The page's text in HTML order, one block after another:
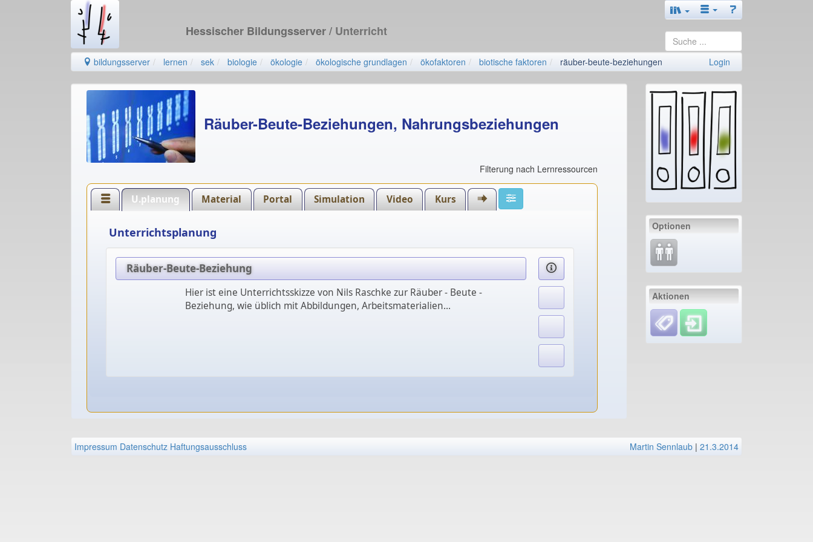
Hessischer Bildungsserver/ Unterricht
bildungsserver lernen sek biologie ökologie ökologische grundlagen ökofaktoren biotische faktoren räuber-beute-beziehungen Login
Räuber-Beute-Beziehungen, Nahrungsbeziehungen
Filterung nach Lernressourcen
U.planung Material Portal Simulation Video Kurs
Unterrichtsplanung
Räuber-Beute-Beziehung
Hier ist eine Unterrichtsskizze von Nils Raschke zur Räuber - Beute -
Beziehung, wie üblich mit Abbildungen, Arbeitsmaterialien...
Optionen
Aktionen
Impressum Datenschutz Haftungsausschluss Martin Sennlaub | 21.3.2014